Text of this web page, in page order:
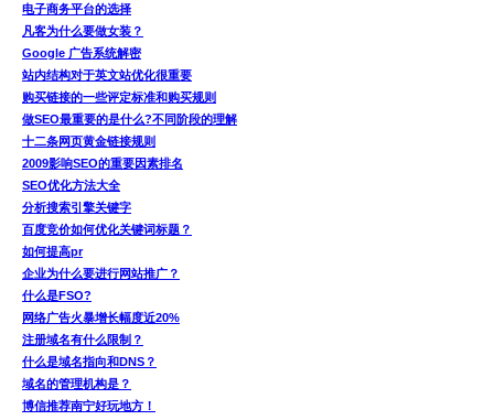
电子商务平台的选择
凡客为什么要做女装？
Google 广告系统解密
站内结构对于英文站优化很重要
购买链接的一些评定标准和购买规则
做SEO最重要的是什么?不同阶段的理解
十二条网页黄金链接规则
2009影响SEO的重要因素排名
SEO优化方法大全
分析搜索引擎关键字
百度竞价如何优化关键词标题？
如何提高pr
企业为什么要进行网站推广？
什么是FSO?
网络广告火暴增长幅度近20%
注册域名有什么限制？
什么是域名指向和DNS？
域名的管理机构是？
博信推荐南宁好玩地方！